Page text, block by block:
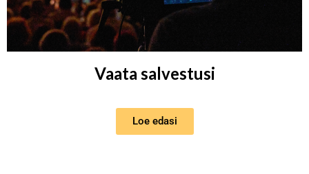
Vaata salvestusi
Loe edasi